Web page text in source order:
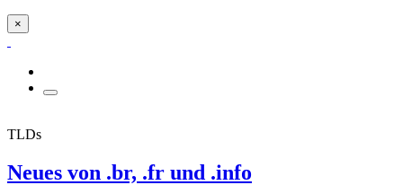
×
TLDs
Neues von .br, .fr und .info